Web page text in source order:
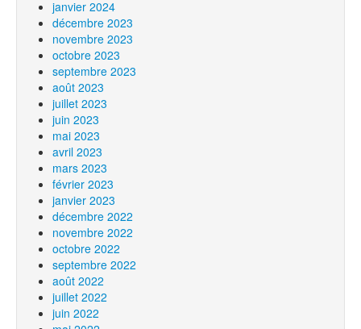
janvier 2024
décembre 2023
novembre 2023
octobre 2023
septembre 2023
août 2023
juillet 2023
juin 2023
mai 2023
avril 2023
mars 2023
février 2023
janvier 2023
décembre 2022
novembre 2022
octobre 2022
septembre 2022
août 2022
juillet 2022
juin 2022